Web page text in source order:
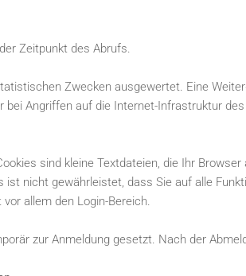
Zeitpunkt des Abrufs.
Zwecken ausgewertet. Eine
bei Angriffen auf die Internet-Infrastruktur
sind kleine Textdateien, die Ihr
ist nicht gewährleistet, dass Sie auf alle
allem den Login-Bereich.
zur Anmeldung gesetzt. Nach der